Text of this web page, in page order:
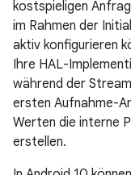
kostspieligen
im Rahmen der
aktiv konfigurieren
Ihre HAL-
während der
ersten Aufnahme-
Werten die interne
erstellen.